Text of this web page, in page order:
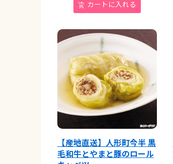
【産地直送】人形町今半 黒
毛和牛とやまと豚のロール